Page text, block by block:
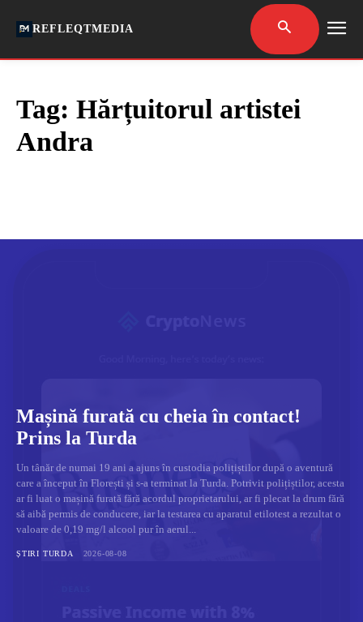
REFLEQTMEDIA
Tag: Hărțuitorul artistei
Andra
Mașină furată cu cheia în contact!
Prins la Turda
Un tânăr de numai 19 ani a ajuns în custodia polițiștilor după o aventură
care a început în Florești și s-a terminat la Turda. Potrivit polițiștilor, acesta
ar fi luat o mașină furată fără acordul proprietarului, ar fi plecat la drum fără
să aibă permis de conducere, iar la testarea cu aparatul etilotest a rezultat o
valoare de 0,19 mg/l alcool pur în aerul...
ȘTIRI TURDA 2026-08-08